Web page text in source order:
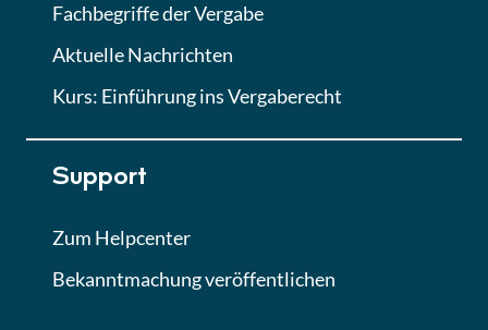
Fachbegriffe der Vergabe
Aktuelle Nachrichten
Kurs: Einführung ins Vergaberecht
Support
Zum Helpcenter
Bekanntmachung veröffentlichen